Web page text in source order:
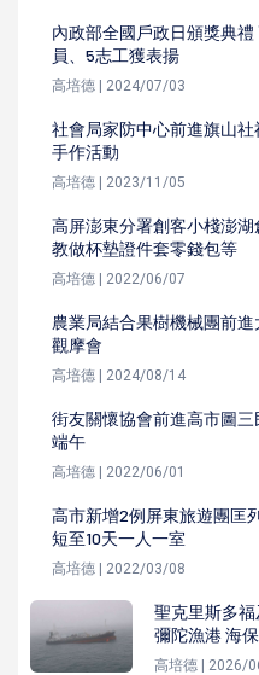
內政部全國戶政日頒獎典
員、5志工獲表揚
高培德 | 2024/07/03
社會局家防中心前進旗山
手作活動
高培德 | 2023/11/05
高屏澎東分署創客小棧澎
教做杯墊證件套零錢包等
高培德 | 2022/06/07
農業局結合果樹機械團前進
觀摩會
高培德 | 2024/08/14
街友關懷協會前進高市圖
端午
高培德 | 2022/06/01
高市新增2例屏東旅遊團匡
短至10天一人一室
高培德 | 2022/03/08
聖克里斯多
彌陀漁港 海
高培德 | 2026/